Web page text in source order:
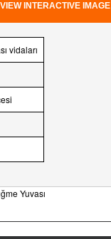
VIEW INTERACTIVE IMAGE
vidaları
Yuvası